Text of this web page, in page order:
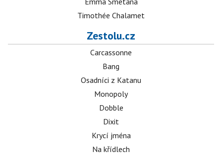
Timothée Chalamet
Zestolu.cz
Carcassonne
Bang
Osadníci z Katanu
Monopoly
Dobble
Dixit
Krycí jména
Na křídlech